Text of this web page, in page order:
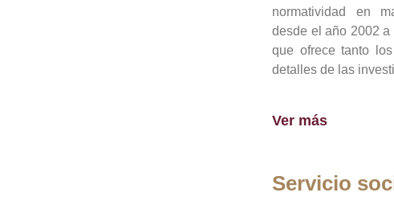
normatividad en
desde el año 2002
que ofrece tanto
detalles de las
Ver más
Servicio